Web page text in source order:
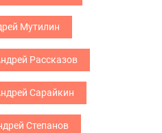
Мутилин
Рассказов
Сарайкин
Степанов